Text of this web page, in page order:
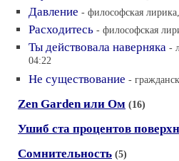
Давление - философская
Расходитесь - философская
Ты действовала наверняка -
04:22
Не существование -
Zen Garden или Ом (16)
Ушиб ста процентов
Сомнительность (5)